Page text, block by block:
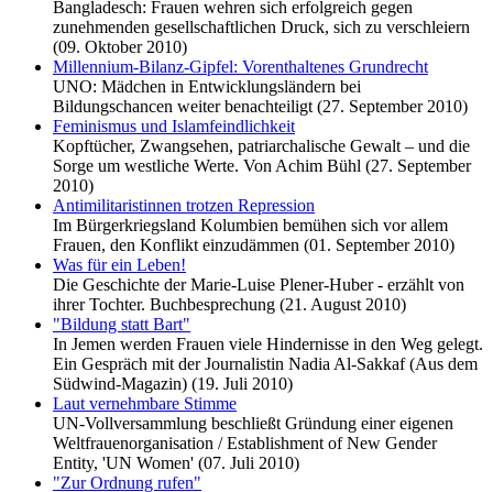
Bangladesch: Frauen wehren sich erfolgreich gegen
zunehmenden gesellschaftlichen Druck, sich zu verschleiern
(09. Oktober 2010)
Millennium-Bilanz-Gipfel: Vorenthaltenes Grundrecht
UNO: Mädchen in Entwicklungsländern bei
Bildungschancen weiter benachteiligt (27. September 2010)
Feminismus und Islamfeindlichkeit
Kopftücher, Zwangsehen, patriarchalische Gewalt – und die
Sorge um westliche Werte. Von Achim Bühl (27. September
2010)
Antimilitaristinnen trotzen Repression
Im Bürgerkriegsland Kolumbien bemühen sich vor allem
Frauen, den Konflikt einzudämmen (01. September 2010)
Was für ein Leben!
Die Geschichte der Marie-Luise Plener-Huber - erzählt von
ihrer Tochter. Buchbesprechung (21. August 2010)
"Bildung statt Bart"
In Jemen werden Frauen viele Hindernisse in den Weg gelegt.
Ein Gespräch mit der Journalistin Nadia Al-Sakkaf (Aus dem
Südwind-Magazin) (19. Juli 2010)
Laut vernehmbare Stimme
UN-Vollversammlung beschließt Gründung einer eigenen
Weltfrauenorganisation / Establishment of New Gender
Entity, 'UN Women' (07. Juli 2010)
"Zur Ordnung rufen"